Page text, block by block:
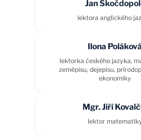
Jan
lektora anglického
Ilona Poláková
lektorka českého jazyka,
zeměpisu, dejepisu,
ekonomiky
Mgr. Jiří
lektor